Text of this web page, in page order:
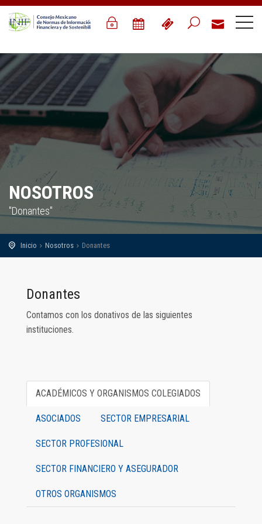
NOSOTROS
"Donantes"
Inicio Nosotros Donantes
Donantes
Contamos con los donativos de las siguientes
instituciones.
ACADÉMICOS Y ORGANISMOS COLEGIADOS
ASOCIADOS SECTOR EMPRESARIAL
SECTOR PROFESIONAL
SECTOR FINANCIERO Y ASEGURADOR
OTROS ORGANISMOS